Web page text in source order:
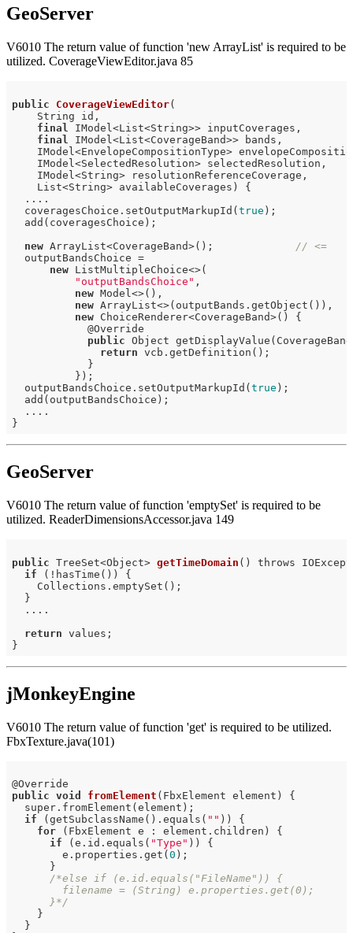
GeoServer
V6010 The return value of function 'new ArrayList' is required to be
utilized. CoverageViewEditor.java 85
public CoverageViewEditor(
    String id,
final
IModel<List<String>> inputCoverages,
final
IModel<List<CoverageBand>> bands,
IModel<EnvelopeCompositionType>
    IModel<SelectedResolution> selectedResolution,
    IModel<String> resolutionReferenceCoverage,
    List<String> availableCoverages)
{
  ....
  coveragesChoice.setOutputMarkupId(
true );
  add(coveragesChoice);
new ArrayList<CoverageBand>();
// <=
  outputBandsChoice =
new ListMultipleChoice<>(
"outputBandsChoice" ,
new Model<>(),
new ArrayList<>(outputBands.getObject()),
new ChoiceRenderer<CoverageBand>() {
            @Override
public Object
return vcb.getDefinition();
            }
          });
  outputBandsChoice.setOutputMarkupId(
true );
  add(outputBandsChoice);
  ....
GeoServer
V6010 The return value of function 'emptySet' is required to be
utilized. ReaderDimensionsAccessor.java 149
public TreeSet<Object> getTimeDomain ()
throws
if (!hasTime()) {
    Collections.emptySet();
  }
  ....
return values;
jMonkeyEngine
V6010 The return value of function 'get' is required to be utilized.
FbxTexture.java(101)
@
public void fromElement (FbxElement element)
{
  super.fromElement(element);
if (getSubclassName().equals( "" )) {
for (FbxElement e : element.children) {
if (e.id.equals( "Type" )) {
        e.properties.get(
0 );
      }
/*else if (e.id.equals("FileName")) {
        filename = (String) e.properties.get(0);
      }*/
    }
  }